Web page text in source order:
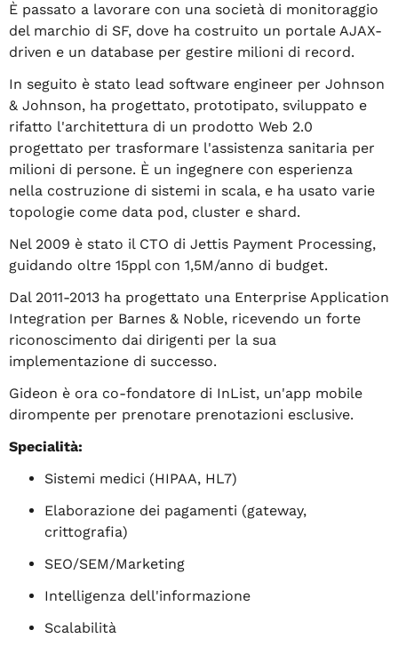
È passato a lavorare con una società di monitoraggio
del marchio di SF, dove ha costruito un portale AJAX-
driven e un database per gestire milioni di record.
In seguito è stato lead software engineer per Johnson
& Johnson, ha progettato, prototipato, sviluppato e
rifatto l'architettura di un prodotto Web 2.0
progettato per trasformare l'assistenza sanitaria per
milioni di persone. È un ingegnere con esperienza
nella costruzione di sistemi in scala, e ha usato varie
topologie come data pod, cluster e shard.
Nel 2009 è stato il CTO di Jettis Payment Processing,
guidando oltre 15ppl con 1,5M/anno di budget.
Dal 2011-2013 ha progettato una Enterprise Application
Integration per Barnes & Noble, ricevendo un forte
riconoscimento dai dirigenti per la sua
implementazione di successo.
Gideon è ora co-fondatore di InList, un'app mobile
dirompente per prenotare prenotazioni esclusive.
Specialità:
Sistemi medici (HIPAA, HL7)
Elaborazione dei pagamenti (gateway,
crittografia)
SEO/SEM/Marketing
Intelligenza dell'informazione
Scalabilità